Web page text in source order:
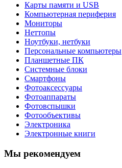
Карты памяти и USB
Компьютерная периферия
Мониторы
Неттопы
Ноутбуки, нетбуки
Персональные компьютеры
Планшетные ПК
Системные блоки
Смартфоны
Фотоаксессуары
Фотоаппараты
Фотовспышки
Фотообъективы
Электроника
Электронные книги
Мы рекомендуем